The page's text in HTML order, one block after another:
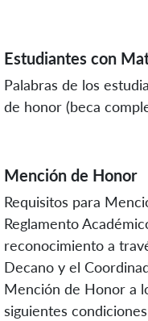
Estudiantes con
Palabras de los
de honor (beca
Mención de Honor
Requisitos para
Reglamento
reconocimiento a
Decano y el
Mención de Honor a
siguientes